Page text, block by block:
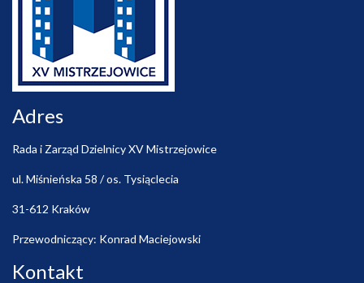
Adres
Rada i Zarząd Dzielnicy XV Mistrzejowice
ul. Miśnieńska 58 / os. Tysiąclecia
31-612 Kraków
Przewodniczący: Konrad Maciejowski
Kontakt